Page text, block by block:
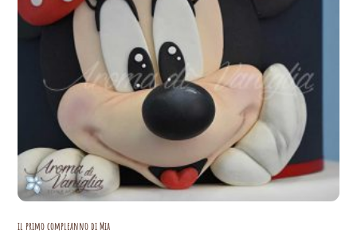
il primo compleanno di Mia